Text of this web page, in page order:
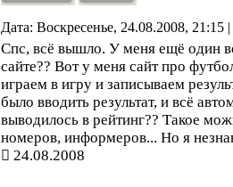
Дата: Воскресенье, 24.08.2008,
Спс, всё вышло. У меня ещё один
сайте?? Вот у меня сайт про
играем в игру и записываем
было вводить результат, и всё
выводилось в рейтинг?? Такое
номеров, информеров... Но я
24.08.2008